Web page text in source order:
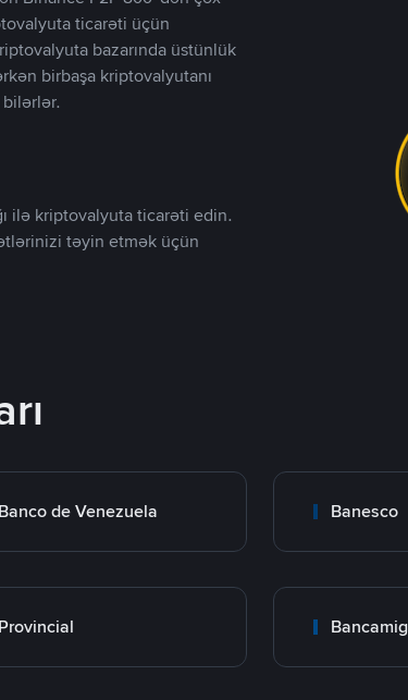
ticarəti üçün
bazarında üstünlük
birbaşa kriptovalyutanı
ilə kriptovalyuta ticarəti edin.
təyin etmək üçün
Banco de Venezuela Banesco
Provincial